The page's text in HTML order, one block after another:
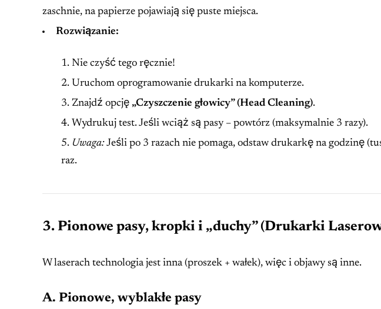
zaschnie, na papierze pojawiają się puste miejsca.
Rozwiązanie:
Nie czyść tego ręcznie!
Uruchom oprogramowanie drukarki na komputerze.
Znajdź opcję „Czyszczenie głowicy” (Head Cleaning).
Wydrukuj test. Jeśli wciąż są pasy – powtórz (maksymalnie 3 razy).
Uwaga:Jeśli po 3 razach nie pomaga, odstaw drukarkę na godzinę
raz.
3. Pionowe pasy, kropki i „duchy” (Drukarki
W laserach technologia jest inna (proszek + wałek), więc i objawy są inne.
A. Pionowe, wyblakłe pasy